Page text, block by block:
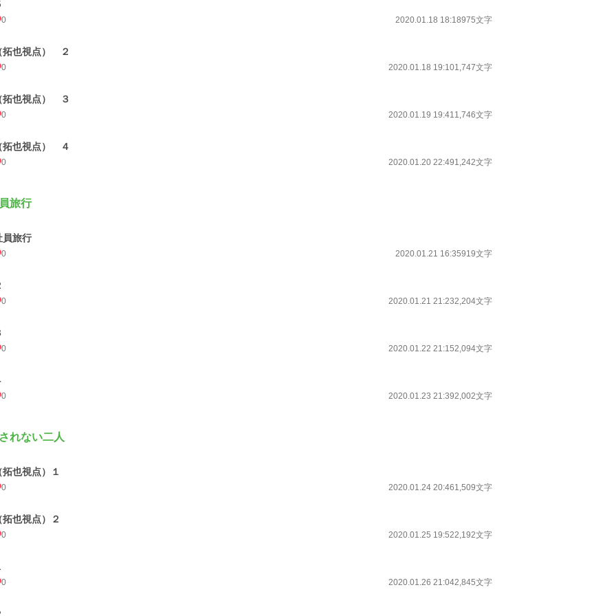
0 2020.01.18 18:18975文字
拓也視点） ２
0 2020.01.18 19:101,747文字
拓也視点） ３
0 2020.01.19 19:411,746文字
拓也視点） ４
0 2020.01.20 22:491,242文字
旅行
員旅行
0 2020.01.21 16:35919文字
0 2020.01.21 21:232,204文字
0 2020.01.22 21:152,094文字
0 2020.01.23 21:392,002文字
れない二人
拓也視点）１
0 2020.01.24 20:461,509文字
拓也視点）２
0 2020.01.25 19:522,192文字
0 2020.01.26 21:042,845文字